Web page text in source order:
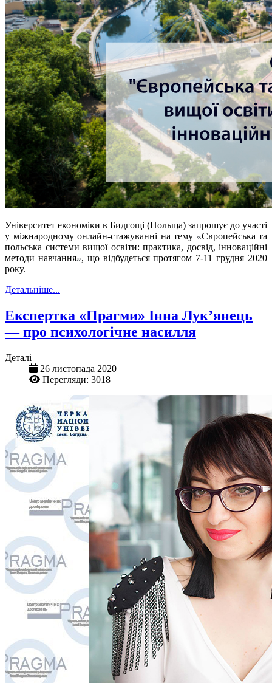
Університет економіки в Бидгощі (Польща) запрошує до участі
у міжнародному онлайн-стажуванні на тему «Європейська та
польська системи вищої освіти: практика, досвід, інноваційні
методи навчання», що відбудеться протягом 7-11грудня 2020
року.
Детальніше...
Експертка «Прагми» Інна Лук’янець
— про психологічне насилля
Деталі
26 листопада 2020
Перегляди: 3018